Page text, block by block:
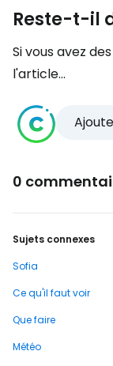
Reste-t-il
Si vous avez
l'article...
0
Sujets connexes
Sofia
Ce qu'il faut voir
Que faire
Météo